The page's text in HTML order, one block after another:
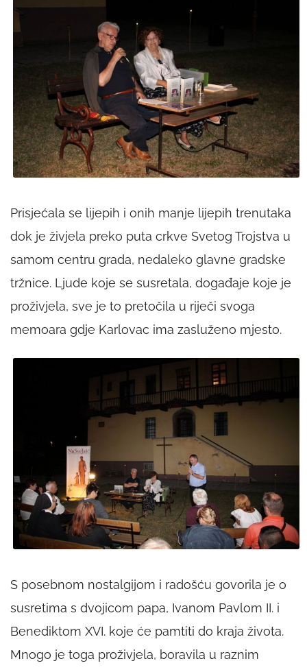
Prisjećala se lijepih i onih manje lijepih trenutaka
dok je živjela preko puta crkve Svetog Trojstva u
samom centru grada, nedaleko glavne gradske
tržnice. Ljude koje se susretala, događaje koje je
proživjela, sve je to pretočila u riječi svoga
memoara gdje Karlovac ima zasluženo mjesto.
S posebnom nostalgijom i radošću govorila je o
susretima s dvojicom papa, Ivanom Pavlom II. i
Benediktom XVI. koje će pamtiti do kraja života.
Mnogo je toga proživjela, boravila u raznim